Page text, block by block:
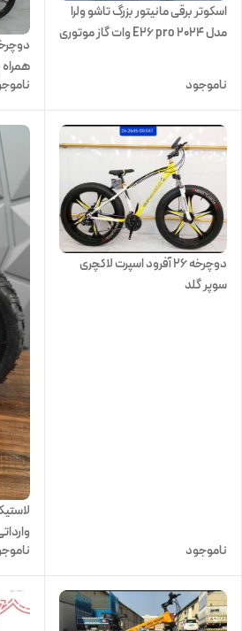
اسکوتر برقی مانیتور بزرگ تاشو ولرا
مدل E26 pro 2024 وات گاز موتوری
ناموجود
دوچرخه 26 آفرود اسپرت لاکچری
سوپر گلد
ناموجود
وارداتی 85/